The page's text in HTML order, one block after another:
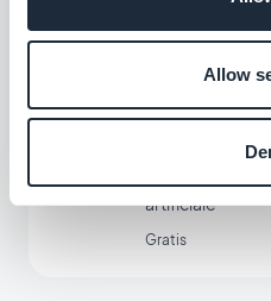
Allow
$5/mese
Alimenta la tua
artificiale
Gratis